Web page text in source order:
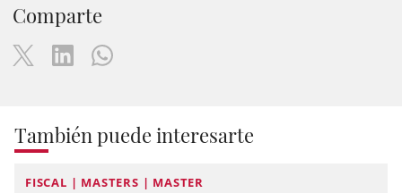
Comparte
También puede interesarte
FISCAL | MASTERS | MASTER